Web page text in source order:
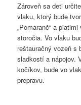
Zároveň sa deti
vlaku, ktorý bude
„Pomaranč“ a
storočia. Vo vlaku
reštauračný vozeň s
sladkostí a nápojov.
kočíkov, bude vo
prepravu.